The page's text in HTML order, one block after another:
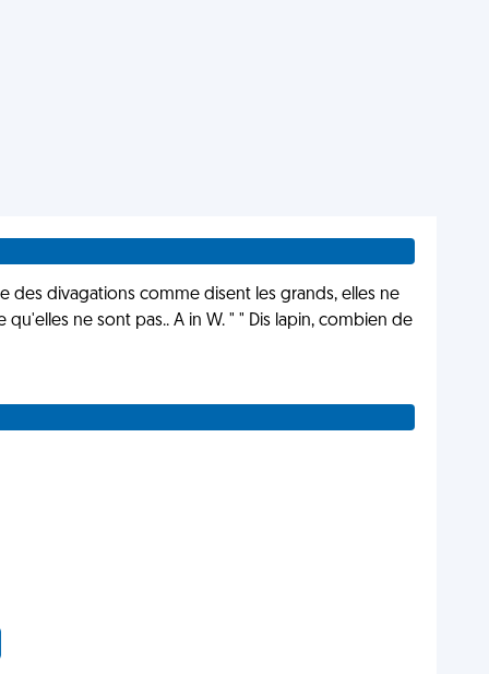
des divagations comme disent les grands, elles ne
ne sont pas.. A in W. " " Dis lapin, combien de